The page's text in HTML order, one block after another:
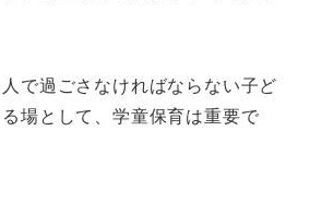
で過ごさなければならない子ど
場として、学童保育は重要で